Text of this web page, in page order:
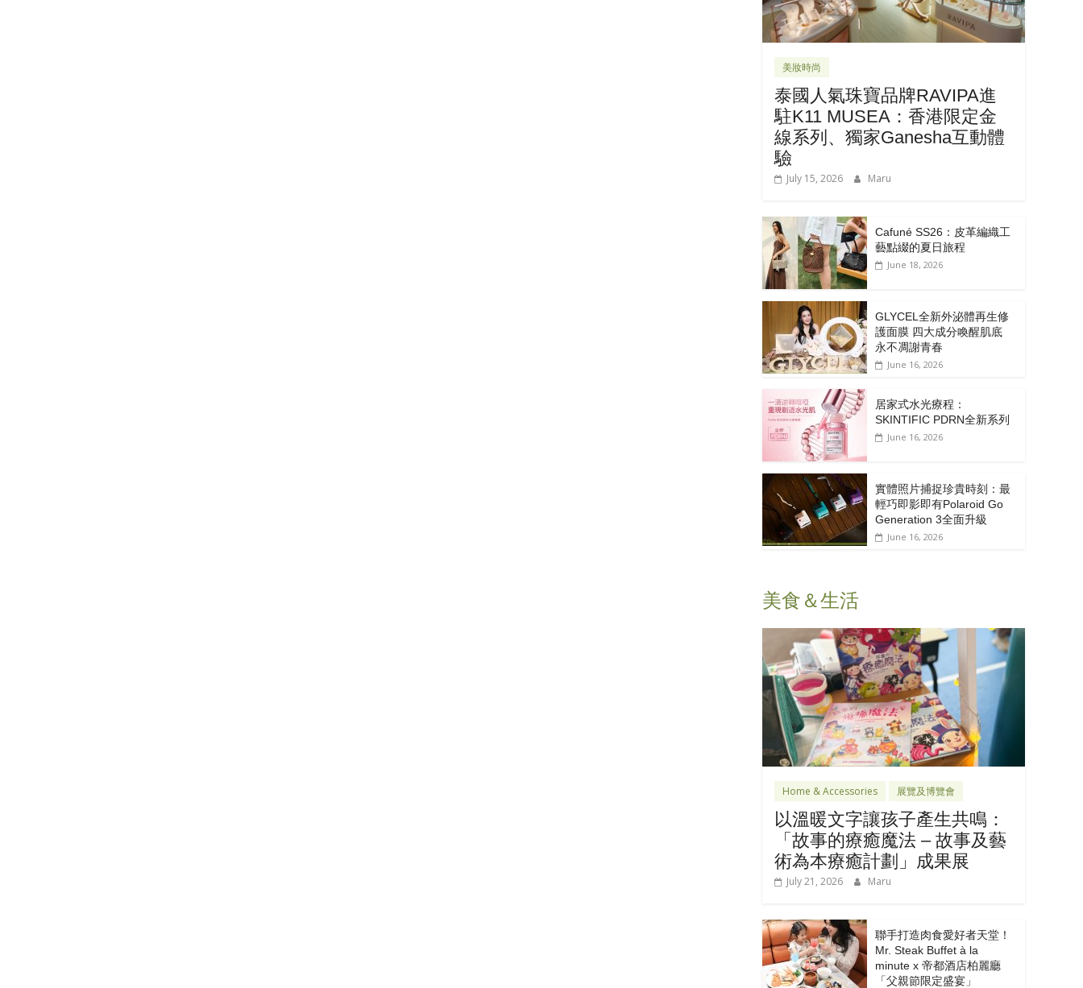
美妝時尚
泰國人氣珠寶品牌RAVIPA進
駐K11 MUSEA：香港限定金
線系列、獨家Ganesha互動體
驗
July 15, 2026 Maru
Cafuné SS26：皮革編織工
藝點綴的夏日旅程
June 18, 2026
GLYCEL全新外泌體再生修
護面膜 四大成分喚醒肌底
永不凋謝青春
June 16, 2026
居家式水光療程：
SKINTIFIC PDRN全新系列
June 16, 2026
實體照片捕捉珍貴時刻：最
輕巧即影即有Polaroid Go
Generation 3全面升級
June 16, 2026
美食＆生活
Home & Accessories 展覽及博覽會
以溫暖文字讓孩子產生共鳴：
「故事的療癒魔法 – 故事及藝
術為本療癒計劃」成果展
July 21, 2026 Maru
聯手打造肉食愛好者天堂！
Mr. Steak Buffet à la
minute x 帝都酒店柏麗廳
「⽗親節限定盛宴」